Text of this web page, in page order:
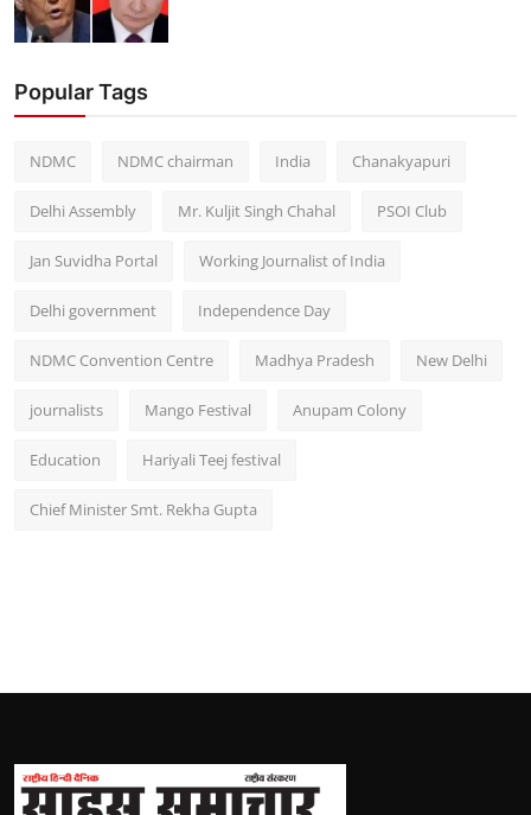
Popular Tags
NDMC NDMC chairman India Chanakyapuri
Delhi Assembly Mr. Kuljit Singh Chahal PSOI Club
Jan Suvidha Portal Working Journalist of India
Delhi government Independence Day
NDMC Convention Centre Madhya Pradesh New Delhi
journalists Mango Festival Anupam Colony
Education Hariyali Teej festival
Chief Minister Smt. Rekha Gupta